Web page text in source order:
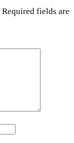
Required fields are